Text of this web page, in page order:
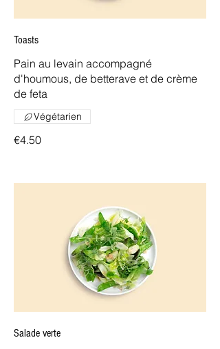
Toasts
Pain au levain accompagné
d'houmous, de betterave et de crème
de feta
€4.50
Végétarien
Salade verte